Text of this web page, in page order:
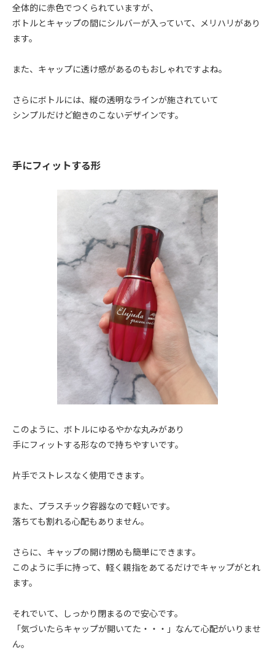
全体的に赤色でつくられていますが、
ボトルとキャップの間にシルバーが入っていて、メリハリがあり
ます。
また、キャップに透け感があるのもおしゃれですよね。
さらにボトルには、縦の透明なラインが施されていて
シンプルだけど飽きのこないデザインです。
手にフィットする形
このように、ボトルにゆるやかな丸みがあり
手にフィットする形なので持ちやすいです。
片手でストレスなく使用できます。
また、プラスチック容器なので軽いです。
落ちても割れる心配もありません。
さらに、キャップの開け閉めも簡単にできます。
このように手に持って、軽く親指をあてるだけでキャップがとれ
ます。
それでいて、しっかり閉まるので安心です。
「気づいたらキャップが開いてた・・・」なんて心配がいりませ
ん。